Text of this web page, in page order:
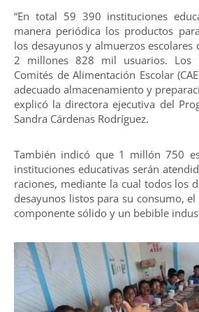
“En total 59 390 instituciones
manera periódica los productos
los desayunos y almuerzos escolares
2 millones 828 mil usuarios. Los
Comités de Alimentación Escolar
adecuado almacenamiento y
explicó la directora ejecutiva del
Sandra Cárdenas Rodríguez.
También indicó que 1 millón 750
instituciones educativas serán
raciones, mediante la cual todos los
desayunos listos para su consumo,
componente sólido y un bebible